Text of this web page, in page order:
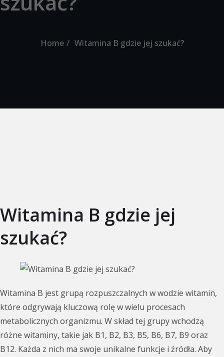
Home Witamina B gdzie jej szukać?
Witamina B gdzie jej
szukać?
Witamina B jest grupą rozpuszczalnych w wodzie witamin,
które odgrywają kluczową rolę w wielu procesach
metabolicznych organizmu. W skład tej grupy wchodzą
różne witaminy, takie jak B1, B2, B3, B5, B6, B7, B9 oraz
B12. Każda z nich ma swoje unikalne funkcje i źródła. Aby